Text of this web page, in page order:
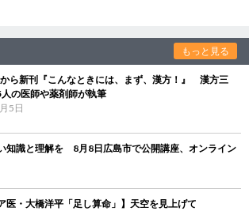
もっと見る
ら新刊『こんなときには、まず、漢方！』 漢方三
の医師や薬剤師が執筆
5日
知識と理解を 8月8日広島市で公開講座、オンライン
医・大橋洋平「足し算命」】天空を見上げて